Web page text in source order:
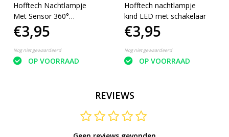
Hofftech Nachtlampje
Met Sensor 360°
Draaibaar
€3,95
Nog niet gewaardeerd
OP VOORRAAD
Hofftech nachtlampje
kind LED met schakelaar
€3,95
Nog niet gewaardeerd
OP VOORRAAD
REVIEWS